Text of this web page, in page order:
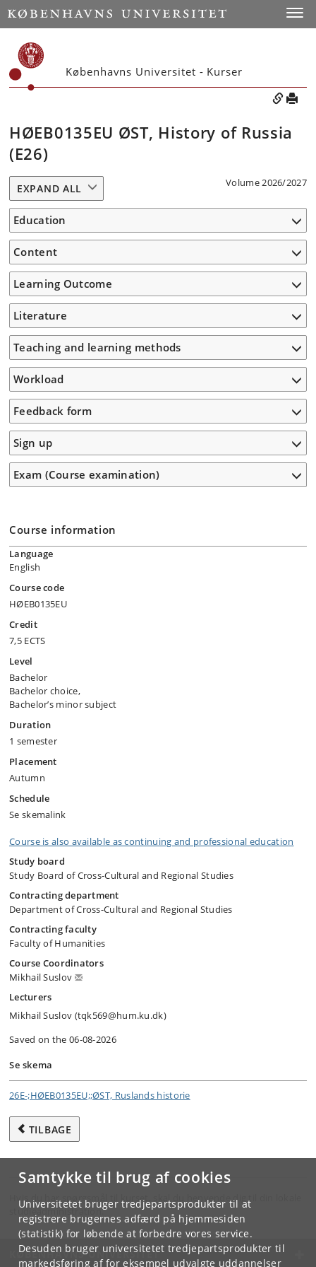
Samtykke til brug af cookies
Universitetet bruger tredjepartsprodukter til at
registrere brugernes adfærd på hjemmesiden
(statistik) for løbende at forbedre vores service.
Desuden bruger universitetet tredjepartsprodukter til
markedsføring af for eksempel udvalgte uddannelser
Københavns Universitet - Kurser
HØEB0135EU ØST, History of Russia
(E26)
Volume 2026/2027
EXPAND ALL
Education
Content
Learning Outcome
Literature
Teaching and learning methods
Workload
Feedback form
Sign up
Exam (Course examination)
Course information
Language
English
Course code
HØEB0135EU
Credit
7,5 ECTS
Level
Bachelor
Bachelor choice,
Bachelor’s minor subject
Duration
1 semester
Placement
Autumn
Schedule
Se skemalink
Course is also available as continuing and professional education
Study board
Study Board of Cross-Cultural and Regional Studies
Contracting department
Department of Cross-Cultural and Regional Studies
Contracting faculty
Faculty of Humanities
Course Coordinators
Mikhail Suslov
Lecturers
Mikhail Suslov (tqk569@hum.ku.dk)
Saved on the 06-08-2026
Se skema
26E-;HØEB0135EU;;ØST, Ruslands historie
TILBAGE
Hvis du har spørgsmål til kurset, skal du henvende dig til din lokale
studieadministration.
KØBENHAVNS UNIVERSITET